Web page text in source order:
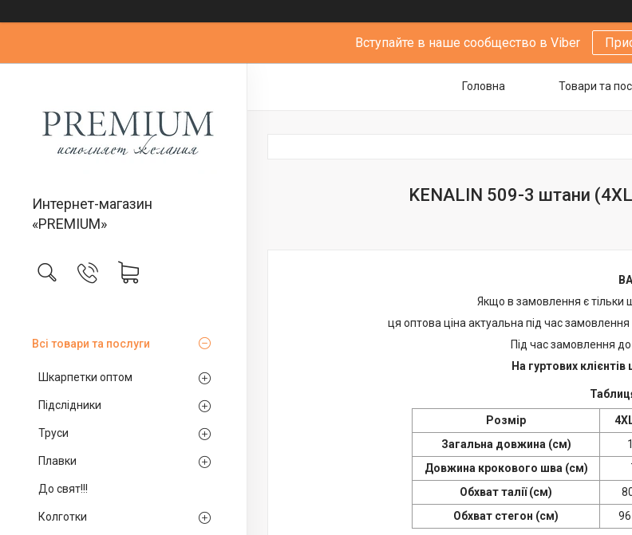
Вступайте в наше сообщество в Viber
Интернет-магазин
«PREMIUM»
Всі товари та послуги
Шкарпетки оптом
Підслідники
Труси
Плавки
До свят!!!
Колготки
Головна Товари та
KENALIN 509-3 штани
Якщо в замовлення є тільки
ця оптова ціна актуальна під час
Під час замовлення
На гуртових
Розмір
Загальна довжина (см)
Довжина крокового шва (см)
Обхват талії (см)
Обхват стегон (см)